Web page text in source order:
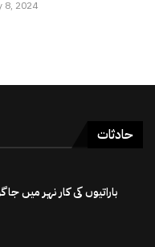
8, 2024
حادثات
باراتیوں کی کار نہر میں جاگری : 3 افراد